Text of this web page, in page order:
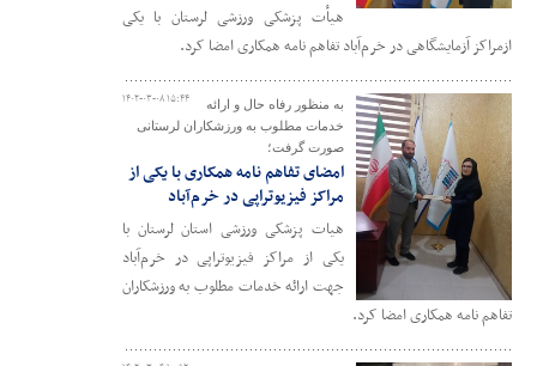
هیأت پزشکی ورزشی لرستان با یکی
ازمراکز آزمایشگاهی در خرم‌آباد تفاهم نامه همکاری امضا کرد.
۱۴۰۲-۰۳-۰۸ ۱۵:۴۴
به منظور رفاه حال و ارائه
خدمات مطلوب به ورزشکاران لرستانی
صورت گرفت؛
امضای تفاهم نامه همکاری با یکی از
مراکز فیزیوتراپی در خرم‌آباد
هیات پزشکی ورزشی استان لرستان با
یکی از مراکز فیزیوتراپی در خرم‌آباد
جهت ارائه خدمات مطلوب به ورزشکاران
تفاهم نامه همکاری امضا کرد.